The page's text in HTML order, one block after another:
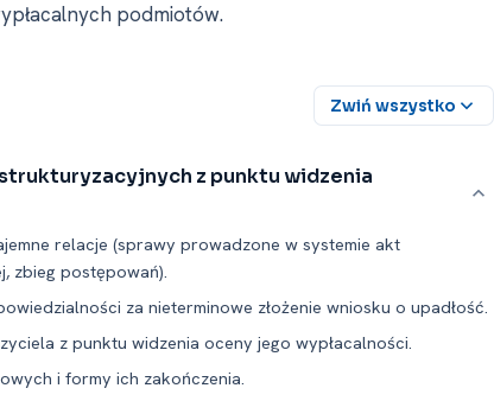
podmiotów.
Zwiń wszystko
z punktu widzenia
relacje (sprawy prowadzone w systemie akt
zbieg postępowań).
za nieterminowe złożenie wniosku o upadłość.
z punktu widzenia oceny jego wypłacalności.
i formy ich zakończenia.